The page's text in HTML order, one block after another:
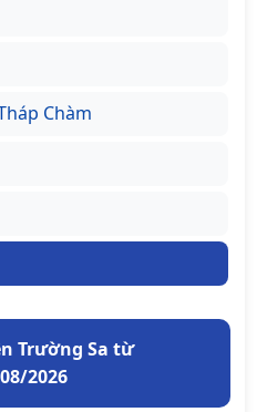
Chàm
Trường Sa từ
2026